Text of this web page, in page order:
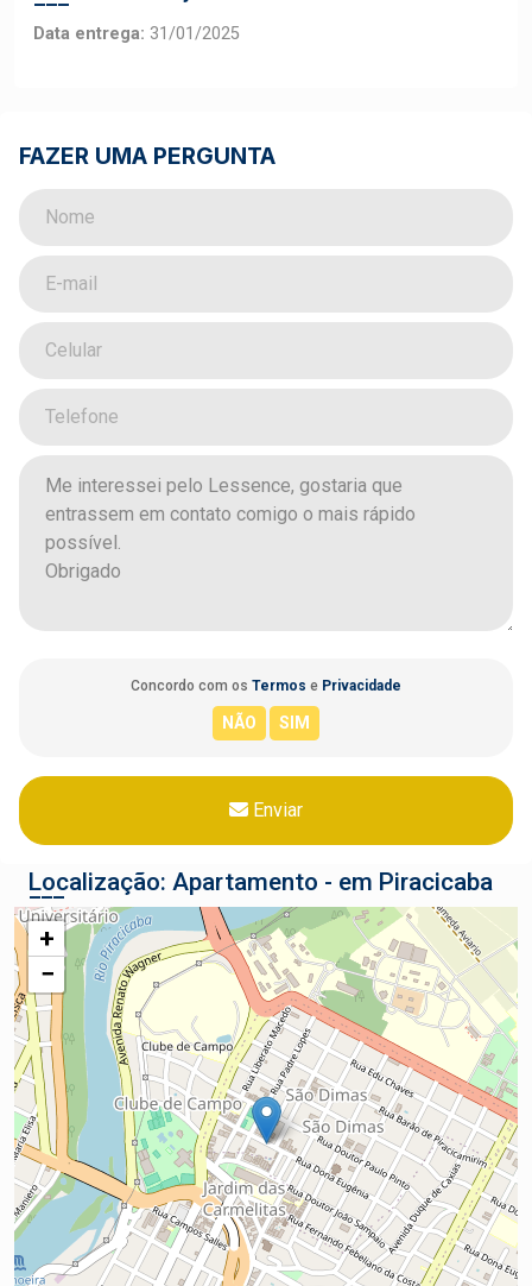
Data entrega: 31/01/2025
FAZER UMA PERGUNTA
Concordo com os Termos e Privacidade
Enviar
Localização: Apartamento - em Piracicaba
+
−